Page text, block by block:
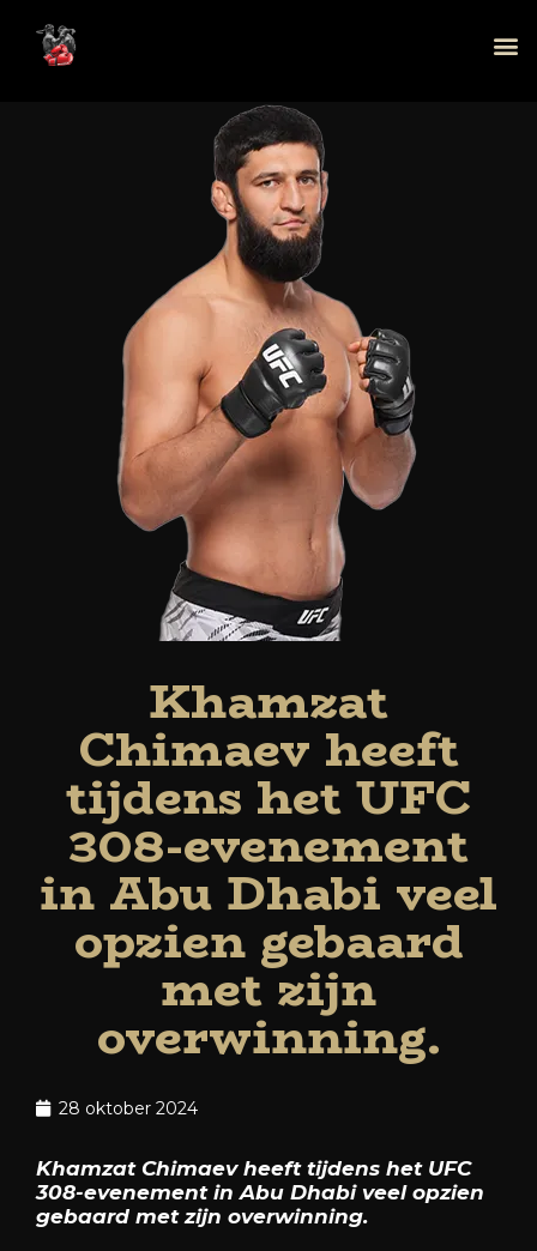
Khamzat
Chimaev heeft
tijdens het UFC
308-evenement
in Abu Dhabi veel
opzien gebaard
met zijn
overwinning.
28 oktober 2024
Khamzat Chimaev heeft tijdens het UFC
308-evenement in Abu Dhabi veel opzien
gebaard met zijn overwinning.